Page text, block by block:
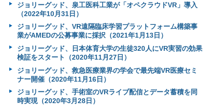
ジョリーグッド、泉工医科工業が「オペクラウドVR」導入
（2022年10月31日）
ジョリーグッド、VR遠隔臨床学習プラットフォーム構築事
業がAMEDの公募事業に採択（2021年1月13日）
ジョリーグッド、日本体育大学の生徒320人にVR実習の効果
検証をスタート（2020年11月27日）
ジョリーグッド、救急医療業界の学会で最先端VR医療セミ
ナー開催（2020年11月16日）
ジョリーグッド、手術室のVRライブ配信とデータ蓄積を同
時実現（2020年3月28日）